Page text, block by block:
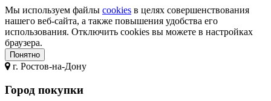
Мы используем файлы cookies в целях совершенствования
нашего веб-сайта, а также повышения удобства его
использования. Отключить cookies вы можете в настройках
браузера.
Понятно
г. Ростов-на-Дону
Город покупки